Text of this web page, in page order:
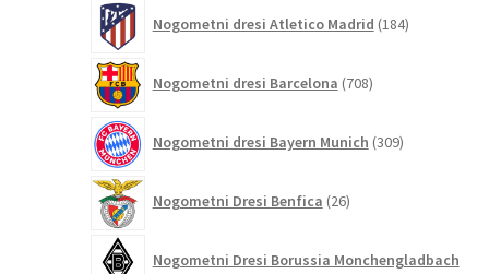
Nogometni dresi Atletico Madrid 184izdelkov
Nogometni dresi Barcelona 708izdelkov
Nogometni dresi Bayern Munich 309izdelkov
Nogometni Dresi Benfica 26izdelkov
Nogometni Dresi Borussia Monchengladbach